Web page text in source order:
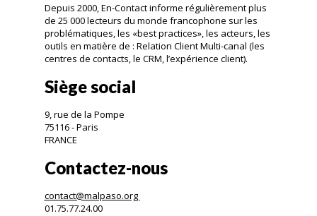
Depuis 2000, En-Contact informe régulièrement plus
de 25 000 lecteurs du monde francophone sur les
problématiques, les «best practices», les acteurs, les
outils en matière de : Relation Client Multi-canal (les
centres de contacts, le CRM, l’expérience client).
Siège social
9, rue de la Pompe
75116 - Paris
FRANCE
Contactez-nous
contact@malpaso.org
01.75.77.24.00